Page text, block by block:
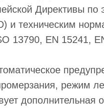
Директивы по
и техническим
13790, EN 15241,
режим
дополнительная